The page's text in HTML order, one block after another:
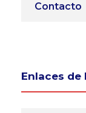
Contacto
Enlaces de